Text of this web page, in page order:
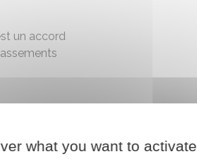
un accord
what you want to activate